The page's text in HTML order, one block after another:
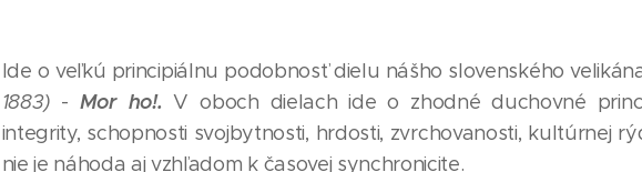
Ide o veľkú principiálnu podobnosť dielu nášho slovenského
1883)- Mor ho!. V oboch dielach ide o zhodné duchovné
integrity, schopnosti svojbytnosti, hrdosti, zvrchovanosti, kultúrnej
nie je náhoda aj vzhľadom k časovej synchronicite.